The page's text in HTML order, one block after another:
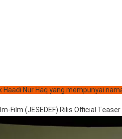
Haadi Nur Haq yang mempunyai
Film (JESEDEF) Rilis Official